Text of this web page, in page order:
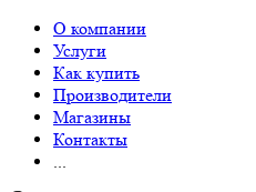
О компании
Услуги
Как купить
Производители
Магазины
Контакты
...